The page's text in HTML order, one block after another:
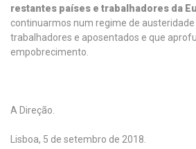
restantes países e trabalhadores da
continuarmos num regime de
trabalhadores e aposentados e que
empobrecimento.
A Direção.
Lisboa, 5 de setembro de 2018.